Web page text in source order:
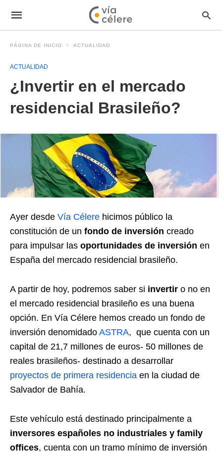
PÁGINA DE INICIO ACTUALIDAD
ACTUALIDAD
¿Invertir en el mercado
residencial Brasileño?
Ayer desde Vía Célere hicimos público la
constitución de un fondo de inversión creado
para impulsar las oportunidades de inversión en
España del mercado residencial brasileño.
A partir de hoy, podremos saber si invertir o no en
el mercado residencial brasileño es una buena
opción. En Vía Célere hemos creado un fondo de
inversión denomidado ASTRA, que cuenta con un
capital de 21,7 millones de euros- 50 millones de
reales brasileños- destinado a desarrollar
proyectos de primera residencia en la ciudad de
Salvador de Bahía.
Este vehículo está destinado principalmente a
inversores españoles no industriales y family
offices, cuenta con un tramo mínimo de inversión